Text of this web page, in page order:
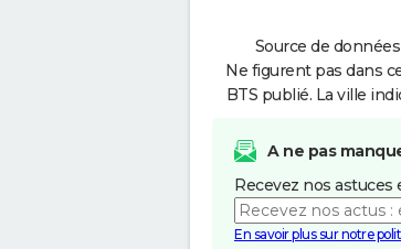
Source de
Ne figurent pas dans
BTS publié. La ville
A ne pas
Recevez nos
En savoir plus sur notre